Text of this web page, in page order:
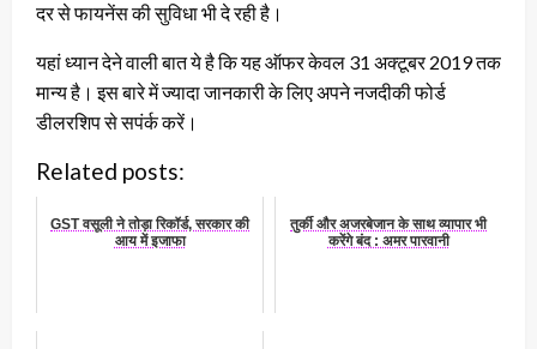
दर से फायनेंस की सुविधा भी दे रही है।
यहां ध्यान देने वाली बात ये है कि यह ऑफर केवल 31 अक्टूबर 2019 तक
मान्य है। इस बारे में ज्यादा जानकारी के लिए अपने नजदीकी फोर्ड
डीलरशिप से सपंर्क करें।
Related posts:
GST वसूली ने तोड़ा रिकॉर्ड, सरकार की
आय में इजाफा
तुर्की और अजरबेजान के साथ व्यापार भी
करेंगे बंद : अमर पारवानी